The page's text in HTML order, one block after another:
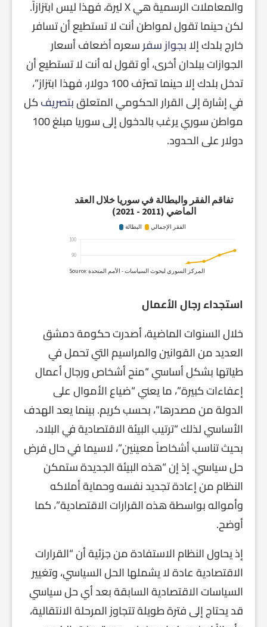
والمعاملات الرسمية هي X ليرة، فهذا ليس ابتزازاً.
لكن حينما تقول لمواطن أنت لا تستطيع أن تسافر
خارج بلدك إلابجواز سفرسعره أضعاف أسعار
الجوازات ببلدان أخرى، أو تقول له أنت لا تستطيع أن
تدخل بلدك إلا حينما تصرّف 100 دولار، فهذا ابتزاز”،
في إشارة إلى القرار الحكومي المتعلقبتصريفكل
مواطن سوري يرغب بالدخول إلى سوريا مبلغ 100
دولار على الحدود.
استجداء رجال الأعمال
خلال السنوات الماضية، أصدرت حكومة دمشق
العديد من القوانين والمراسيم التي تحمل في
طياتها بشكل أساسي “منح أشخاص ورجال أعمال
إعفاءات كبيرة”، ما يعني “ضياع الأموال على
الدولة من مصدرها”، بحسب كريم. بينما يعد الهدف
الأساسي لذلك “ترتيب البيئة الاقتصادية في البلاد،
بحيث تناسب أشخاصاً معينين”، لاسيما في حال فرض
حل سياسي. إذ إن “هذه البيئة الجديدة ستمكن
النظام من إعادة تجديد نفسه وحماية أملاكه
وأمواله بواسطة هذه القرارات الاقتصادية”، كما
أوضح.
إذ يحاول النظام الاستفادة من جزئية أن “القرارات
الاقتصادية عادة لا يشملها الحل السياسي، وتغيير
السياسات الاقتصادية السابقة بعد أي حل سياسي
قد يحتاج إلى فترة طويلة تتجاوز المرحلة الانتقالية،